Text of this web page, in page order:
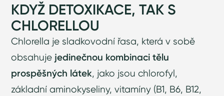
KDYŽ DETOXIKACE, TAK S
CHLORELLOU
Chlorella je sladkovodní řasa, která v sobě
obsahuje jedinečnou kombinaci tělu
prospěšných látek, jako jsou chlorofyl,
základní aminokyseliny, vitamíny (B1, B6, B12,